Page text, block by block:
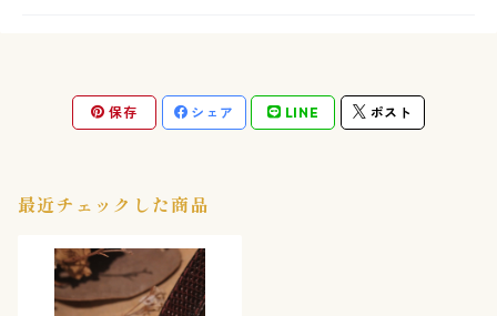
保存 シェア LINE ポスト
最近チェックした商品